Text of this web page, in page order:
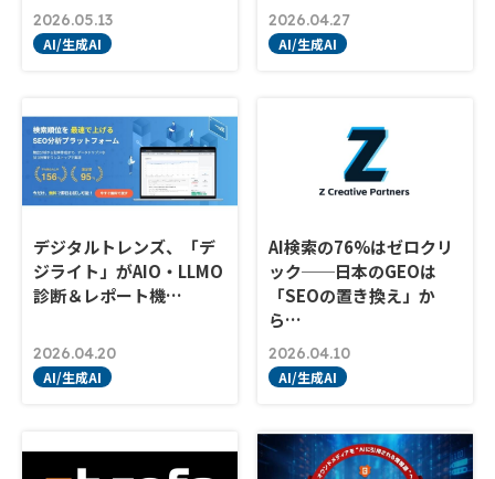
2026.05.13
AI/生成AI
2026.04.27
AI/生成AI
デジタルトレンズ、「デ
ジライト」がAIO・LLMO
診断＆レポート機…
2026.04.20
AI/生成AI
AI検索の76%はゼロクリ
ック──日本のGEOは
「SEOの置き換え」か
ら…
2026.04.10
AI/生成AI